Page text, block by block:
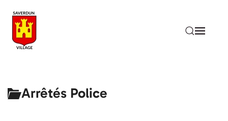
Accéder au contenu principal
Arrêtés Police